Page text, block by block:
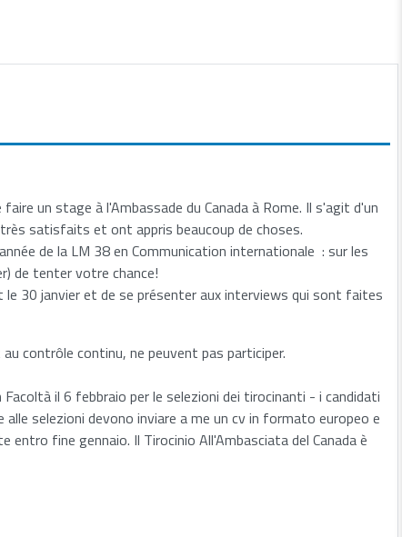
un stage à l'Ambassade du Canada à Rome. Il s'agit d'un
satisfaits et ont appris beaucoup de choses.
de la LM 38 en Communication internationale : sur les
de tenter votre chance!
30 janvier et de se présenter aux interviews qui sont faites
contrôle continu, ne peuvent pas participer.
il 6 febbraio per le selezioni dei tirocinanti - i candidati
selezioni devono inviare a me un cv in formato europeo e
fine gennaio. Il Tirocinio All'Ambasciata del Canada è